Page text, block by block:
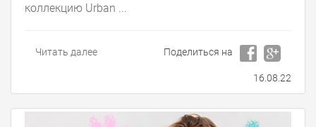
коллекцию Urban ...
Читать далее Поделиться на
16.08.22